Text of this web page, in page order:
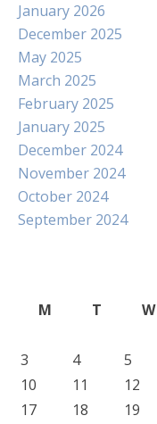
January 2026
December 2025
May 2025
March 2025
February 2025
January 2025
December 2024
November 2024
October 2024
September 2024
M
T W
3
4 5
10
11 12
17
18 19